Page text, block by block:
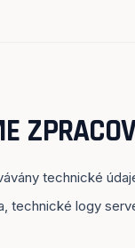
technické
technické logy